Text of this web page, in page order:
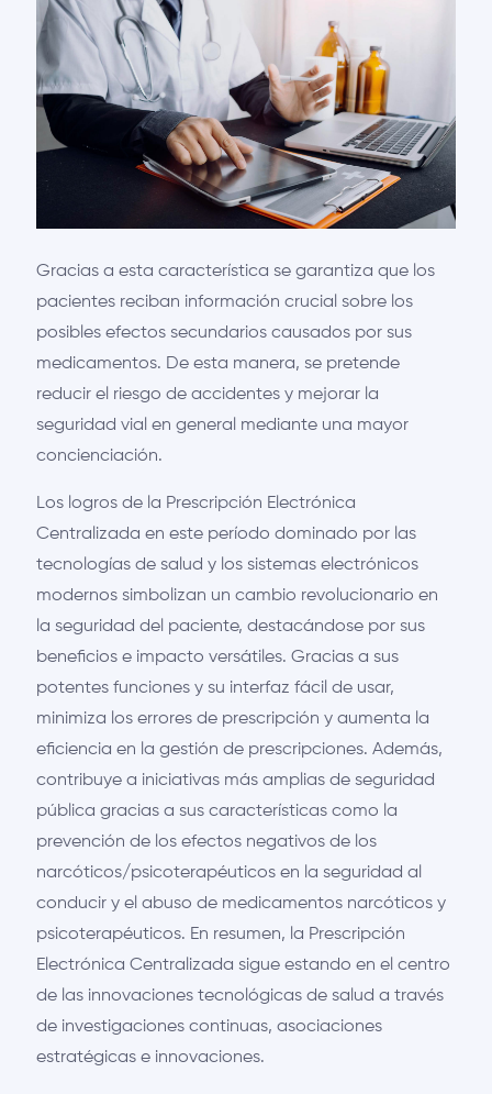
Gracias a esta característica se garantiza que los
pacientes reciban información crucial sobre los
posibles efectos secundarios causados por sus
medicamentos. De esta manera, se pretende
reducir el riesgo de accidentes y mejorar la
seguridad vial en general mediante una mayor
concienciación.
Los logros de la Prescripción Electrónica
Centralizada en este período dominado por las
tecnologías de salud y los sistemas electrónicos
modernos simbolizan un cambio revolucionario en
la seguridad del paciente, destacándose por sus
beneficios e impacto versátiles. Gracias a sus
potentes funciones y su interfaz fácil de usar,
minimiza los errores de prescripción y aumenta la
eficiencia en la gestión de prescripciones. Además,
contribuye a iniciativas más amplias de seguridad
pública gracias a sus características como la
prevención de los efectos negativos de los
narcóticos/psicoterapéuticos en la seguridad al
conducir y el abuso de medicamentos narcóticos y
psicoterapéuticos. En resumen, la Prescripción
Electrónica Centralizada sigue estando en el centro
de las innovaciones tecnológicas de salud a través
de investigaciones continuas, asociaciones
estratégicas e innovaciones.